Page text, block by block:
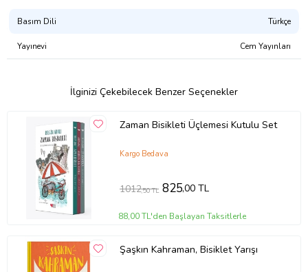
Hikâye uzak bir diyarda, bir çocuğun hayaliyle başlar. Hayaller
hayalleri besler, mutluluklar ortak oldukça çoğalır ve çocuklar
çabalayarak hayallerine kavuşur. Ustanın da onlara dediği gibi,
Polonyalı çizer Aleksandra Fabia-Tugal’ın büyüleyici çizimleri eşlik
Ürün Adı: Bisiklet Ustası
Ürün Kodu: 9786052079089
Yazar: Özge Bahar Sunar
Basım Dili Türkçe
Yayınevi Cem Yayınları
İlginizi Çekebilecek Benzer Seçenekler
Zaman Bisikleti Üçlemesi Kutulu Set
Kargo Bedava
1012,50 TL 825,00 TL
88,00 TL'den Başlayan Taksitlerle
Şaşkın Kahraman, Bisiklet Yarışı